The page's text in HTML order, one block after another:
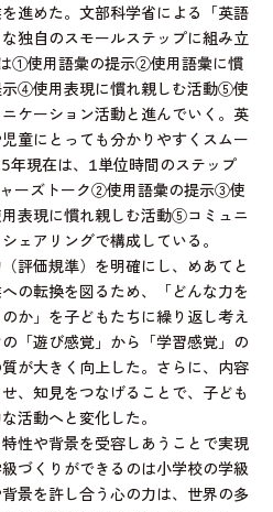
進めた。文部科学省による「英語
独自のスモールステップに組み立
①使用語彙の提示②使用語彙に慣
④使用表現に慣れ親しむ活動⑤使
ケーション活動と進んでいく。英
童にとっても分かりやすくスムー
年現在は、1単位時間のステップ
ーズトーク②使用語彙の提示③使
表現に慣れ親しむ活動⑤コミュニ
ェアリングで構成している。
評価規準）を明確にし、めあてと
の転換を図るため、「どんな力を
か」を子どもたちに繰り返し考え
「遊び感覚」から「学習感覚」の
が大きく向上した。さらに、内容
、知見をつなげることで、子ども
活動へと変化した。
性や背景を受容しあうことで実現
づくりができるのは小学校の学級
景を許し合う心の力は、世界の多